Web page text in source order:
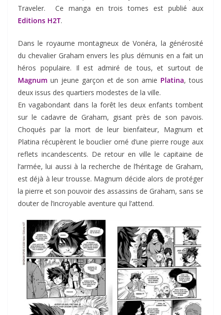
Traveler. Ce manga en trois tomes est publié aux
Editions H2T.
Dans le royaume montagneux de Vonéra, la générosité
du chevalier Graham envers les plus démunis en a fait un
héros populaire. Il est admiré de tous, et surtout de
Magnum un jeune garçon et de son amie Platina, tous
deux issus des quartiers modestes de la ville.
En vagabondant dans la forêt les deux enfants tombent
sur le cadavre de Graham, gisant près de son pavois.
Choqués par la mort de leur bienfaiteur, Magnum et
Platina récupèrent le bouclier orné d’une pierre rouge aux
reflets incandescents. De retour en ville le capitaine de
l’armée, lui aussi à la recherche de l’héritage de Graham,
est déjà à leur trousse. Magnum décide alors de protéger
la pierre et son pouvoir des assassins de Graham, sans se
douter de l’incroyable aventure qui l’attend.